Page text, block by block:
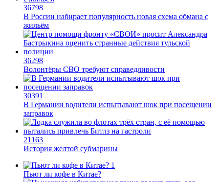
72964
Плющенко против Плющенко
37824
Кусь-тур
36798
В России набирает популярность новая схема обмана с
жильём
36298
Волонтёры СВО требуют справедливости
30391